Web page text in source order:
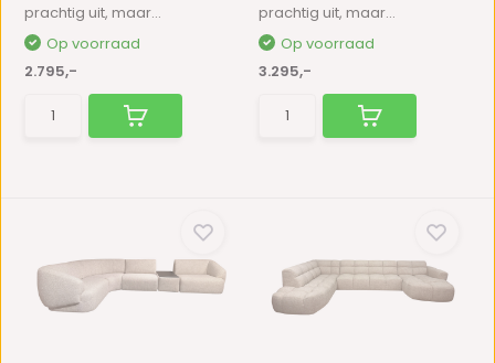
prachtig uit, maar...
Op voorraad
2.795,-
prachtig uit, maar...
Op voorraad
3.295,-